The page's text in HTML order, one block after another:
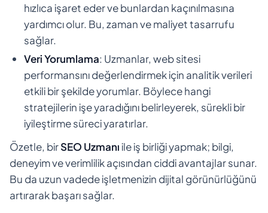
hızlıca işaret eder ve bunlardan kaçınılmasına
yardımcı olur. Bu, zaman ve maliyet tasarrufu
sağlar.
Veri Yorumlama: Uzmanlar, web sitesi
performansını değerlendirmek için analitik verileri
etkili bir şekilde yorumlar. Böylece hangi
stratejilerin işe yaradığını belirleyerek, sürekli bir
iyileştirme süreci yaratırlar.
Özetle, birSEO Uzmanıile iş birliği yapmak; bilgi,
deneyim ve verimlilik açısından ciddi avantajlar sunar.
Bu da uzun vadede işletmenizin dijital görünürlüğünü
artırarak başarı sağlar.